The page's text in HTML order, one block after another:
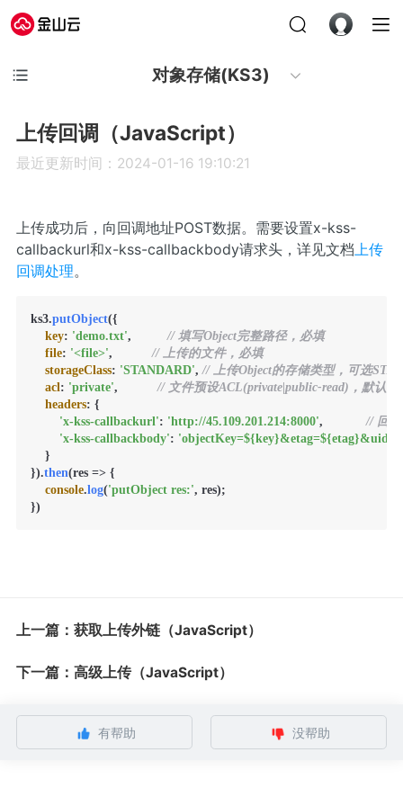
对象存储(KS3)
上传回调（JavaScript）
最近更新时间：2024-01-16 19:10:21
上传成功后，向回调地址POST数据。需要设置x-kss-
callbackurl和x-kss-callbackbody请求头，详见文档上传
回调处理。
ks3.putObject({
key: 'demo.txt', // 填写Object完整路径，必填
file: '<file>', // 上传的文件，必填
storageClass: 'STANDARD', // 上传Object的存储类型，可选
acl: 'private', // 文件预设ACL(private|public-read)，默认值
headers: {
'x-kss-callbackurl': 'http://45.109.201.214:8000', // 回
'x-kss-callbackbody':
    }
}).then(res => {
console.log('putObject res:', res);
})
上一篇：获取上传外链（JavaScript）
下一篇：高级上传（JavaScript）
有帮助 没帮助